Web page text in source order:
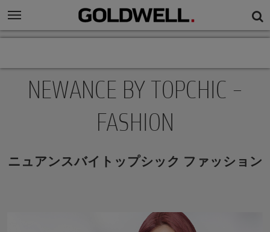
NEWANCE BY TOPCHIC –
FASHION
ニュアンスバイトップシック ファッション